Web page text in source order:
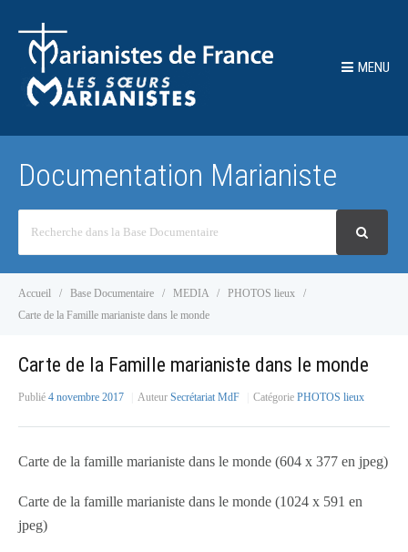
MENU
Documentation Marianiste
Accueil Base Documentaire MEDIA
PHOTOS lieux
Carte de la Famille marianiste dans le monde
Carte de la Famille marianiste dans le monde
Publié 4 novembre 2017 Auteur Secrétariat MdF Catégorie PHOTOS lieux
Carte de la famille marianiste dans le monde (604 x 377 en jpeg)
Carte de la famille marianiste dans le monde (1024 x 591 en
jpeg)